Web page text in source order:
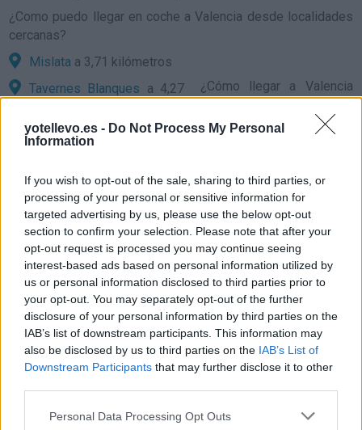
yotellevo.es - Do Not Process My Personal
Information
If you wish to opt-out of the sale, sharing to third parties, or
processing of your personal or sensitive information for
targeted advertising by us, please use the below opt-out
section to confirm your selection. Please note that after your
opt-out request is processed you may continue seeing
interest-based ads based on personal information utilized by
us or personal information disclosed to third parties prior to
your opt-out. You may separately opt-out of the further
disclosure of your personal information by third parties on the
IAB’s list of downstream participants. This information may
also be disclosed by us to third parties on the IAB’s List of
Downstream Participants that may further disclose it to other
Personal Data Processing Opt Outs
¿Como puedo llegar en coche a Valencia desde localidades
cercanas?
Mislata a 3,71 kilómetros
Tavernes Blanques a 4,27
Xirivellaa 4,39 kilómetros
Almàsseraa 5,11
kilómetros
Benetússera 5,27
kilómetros
Sedavía 5,39 kilómetros
Bonrepós i Mirambella
5,51 kilómetros
Burjassota 5,55 kilómetros
Llocnou de la Coronaa
5,60 kilómetros
¿ Cómo llegar a Valencia
población o capitales de
Castellóna 64,27
Comparte
llegar a Valencia
Precios de la
gasolina en Valencia